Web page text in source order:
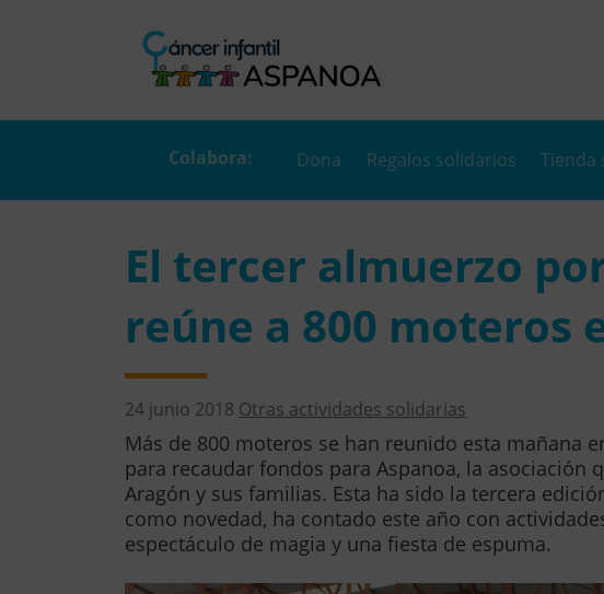
Dona Regalos solidarios Tienda
El tercer almuerzo
reúne a 800 moteros
24 junio 2018 Otras actividades solidarias
Más de 800 moteros se han reunido esta mañana
para recaudar fondos para Aspanoa, la asociación
Aragón y sus familias. Esta ha sido la tercera
como novedad, ha contado este año con
espectáculo de magia y una fiesta de espuma.